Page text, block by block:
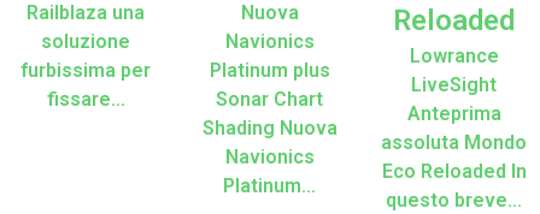
Railblaza una
soluzione
furbissima per
fissare…
Nuova
Navionics
Platinum plus
Sonar Chart
Shading Nuova
Navionics
Platinum…
Reloaded
Lowrance
LiveSight
Anteprima
assoluta Mondo
Eco Reloaded In
questo breve…